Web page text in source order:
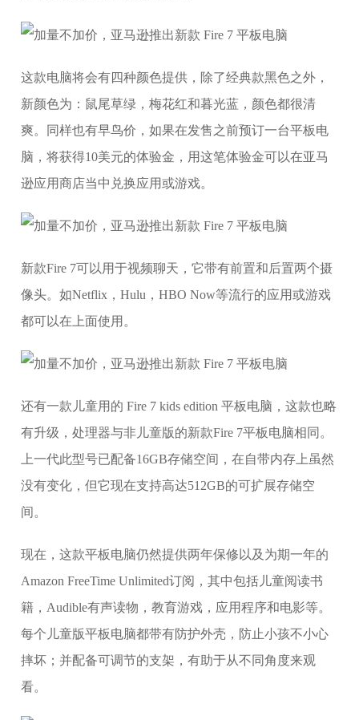
这款电脑将会有四种颜色提供，除了经典款黑色之外，
新颜色为：鼠尾草绿，梅花红和暮光蓝，颜色都很清
爽。同样也有早鸟价，如果在发售之前预订一台平板电
脑，将获得10美元的体验金，用这笔体验金可以在亚马
逊应用商店当中兑换应用或游戏。
新款Fire 7可以用于视频聊天，它带有前置和后置两个摄
像头。如Netflix，Hulu，HBO Now等流行的应用或游戏
都可以在上面使用。
还有一款儿童用的 Fire 7 kids edition 平板电脑，这款也略
有升级，处理器与非儿童版的新款Fire 7平板电脑相同。
上一代此型号已配备16GB存储空间，在自带内存上虽然
没有变化，但它现在支持高达512GB的可扩展存储空
间。
现在，这款平板电脑仍然提供两年保修以及为期一年的
Amazon FreeTime Unlimited订阅，其中包括儿童阅读书
籍，Audible有声读物，教育游戏，应用程序和电影等。
每个儿童版平板电脑都带有防护外壳，防止小孩不小心
摔坏；并配备可调节的支架，有助于从不同角度来观
看。